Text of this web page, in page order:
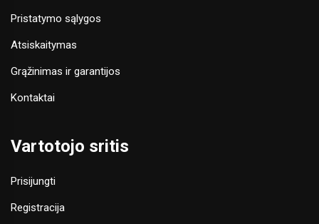
Pristatymo sąlygos
Atsiskaitymas
Grąžinimas ir garantijos
Kontaktai
Vartotojo sritis
Prisijungti
Registracija